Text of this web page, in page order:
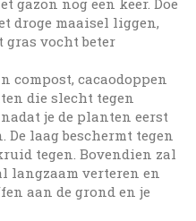
gazon nog een keer. Doe
droge maaisel liggen,
gras vocht beter
compost, cacaodoppen
die slecht tegen
je de planten eerst
laag beschermt tegen
tegen. Bovendien zal
langzaam verteren en
aan de grond en je